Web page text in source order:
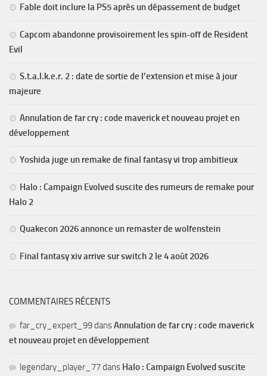
Fable doit inclure la PS5 après un dépassement de budget
Capcom abandonne provisoirement les spin-off de Resident
Evil
S.t.a.l.k.e.r. 2 : date de sortie de l’extension et mise à jour
majeure
Annulation de far cry : code maverick et nouveau projet en
développement
Yoshida juge un remake de final fantasy vi trop ambitieux
Halo : Campaign Evolved suscite des rumeurs de remake pour
Halo 2
Quakecon 2026 annonce un remaster de wolfenstein
Final fantasy xiv arrive sur switch 2 le 4 août 2026
COMMENTAIRES RÉCENTS
far_cry_expert_99dansAnnulation de far cry : code maverick
et nouveau projet en développement
legendary_player_77dans Halo : Campaign Evolved suscite